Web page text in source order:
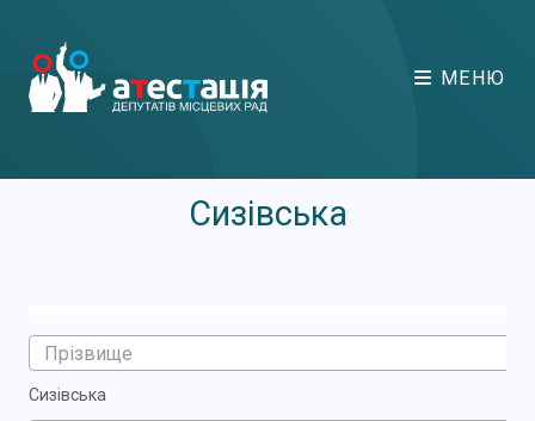
МЕНЮ
Сизівська
Сизівська